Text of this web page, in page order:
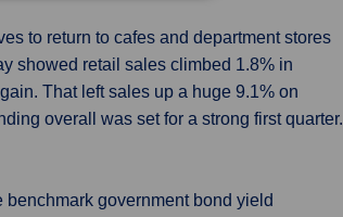
to return to cafes and department stores
showed retail sales climbed 1.8% in
That left sales up a huge 9.1% on
overall was set for a strong first quarter.
government bond yield